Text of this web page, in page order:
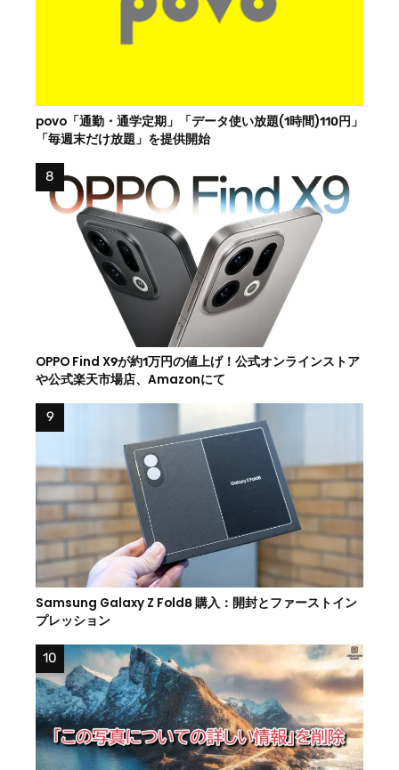
povo「通勤・通学定期」「データ使い放題(1時間)110円」
「毎週末だけ放題」を提供開始
OPPO Find X9が約1万円の値上げ！公式オンラインストア
や公式楽天市場店、Amazonにて
Samsung Galaxy Z Fold8 購入：開封とファーストイン
プレッション